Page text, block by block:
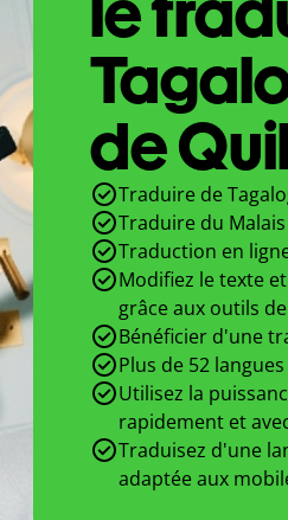
de
Traduire de
Traduire du
Traduction en
Modifiez le texte
grâce aux outils
Bénéficier d'une
Plus de 52
Utilisez la
rapidement et
Traduisez d'une
adaptée aux